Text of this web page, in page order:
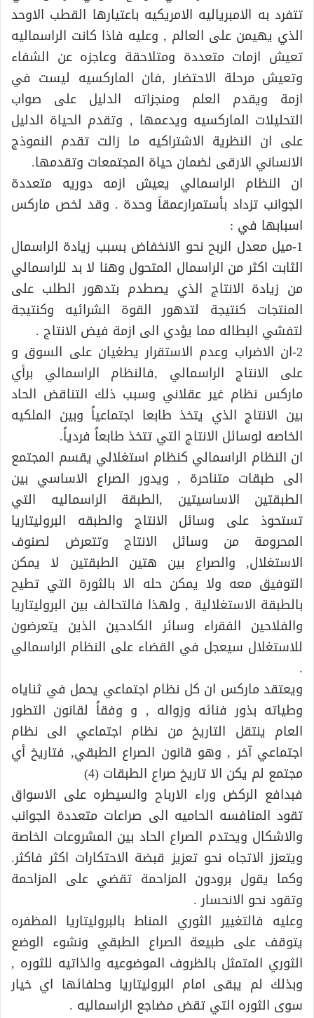
تتفرد به الامبرياليه الامريكيه باعتيارها القطب الاوحد
الذي يهيمن على العالم , وعليه فاذا كانت الراسماليه
تعيش ازمات متعددة ومتلاحقة وعاجزه عن الشفاء
وتعيش مرحلة الاحتضار ,فان الماركسيه ليست في
ازمة ويقدم العلم ومنجزاته الدليل على صواب
التحليلات الماركسيه ويدعمها , وتقدم الحياة الدليل
على ان النظرية الاشتراكيه ما زالت تقدم النموذج
الانساني الارقى لضمان حياة المجتمعات وتقدمها.
ان النظام الراسمالي يعيش ازمه دوريه متعددة
الجوانب تزداد بأستمرارعمقاَ وحدة . وقد لخص ماركس
اسبابها في :
1-ميل معدل الربح نحو الانخفاض بسبب زيادة الراسمال
الثابت اكثر من الراسمال المتحول وهنا لا بد للراسمالي
من زيادة الانتاج الذي يصطدم بتدهور الطلب على
المنتجات كنتيجة لتدهور القوة الشرائيه وكنتيجة
لتفشي البطاله مما يؤدي الى ازمة فيض الانتاج .
2-ان الاضراب وعدم الاستقرار يطغيان على السوق و
على الانتاج الراسمالي ,فالنظام الراسمالي برأي
ماركس نظام غير عقلاني وسبب ذلك التناقض الحاد
بين الانتاج الذي يتخذ طابعا اجتماعياً وبين الملكيه
الخاصه لوسائل الانتاج التي تتخذ طابعاً فردياً.
ان النظام الراسمالي كنظام استغلالي يقسم المجتمع
الى طبقات متناحرة , ويدور الصراع الاساسي بين
الطبقتين الاساسيتين ,الطبقة الراسماليه التي
تستحوذ على وسائل الانتاج والطبقه البروليتاريا
المحرومة من وسائل الانتاج وتتعرض لصنوف
الاستغلال, والصراع بين هتين الطبقتين لا يمكن
التوفيق معه ولا يمكن حله الا بالثورة التي تطيح
بالطبقة الاستغلالية , ولهذا فالتحالف بين البروليتاريا
والفلاحين الفقراء وسائر الكادحين الذين يتعرضون
للاستغلال سيعجل في القضاء على النظام الراسمالي
.
ويعتقد ماركس ان كل نظام اجتماعي يحمل في ثناياه
وطياته بذور فنائه وزواله , و وفقاً لقانون التطور
العام ينتقل التاريخ من نظام اجتماعي الى نظام
اجتماعي آخر , وهو قانون الصراع الطبقي, فتاريخ أي
مجتمع لم يكن الا تاريخ صراع الطبقات (4)
فبدافع الركض وراء الارباح والسيطره على الاسواق
تقود المنافسه الحاميه الى صراعات متعددة الجوانب
والاشكال ويحتدم الصراع الحاد بين المشروعات الخاصة
ويتعزز الاتجاه نحو تعزيز قبضة الاحتكارات اكثر فاكثر.
وكما يقول برودون المزاحمة تقضي على المزاحمة
وتقود نحو الانحسار .
وعليه فالتغيير الثوري المناط بالبروليتاريا المظفره
يتوقف على طبيعة الصراع الطبقي ونشوء الوضع
الثوري المتمثل بالظروف الموضوعيه والذاتيه للثوره ,
وبذلك لم يبقى امام البروليتاريا وحلفائها اي خيار
سوى الثوره التي تقض مضاجع الراسماليه .